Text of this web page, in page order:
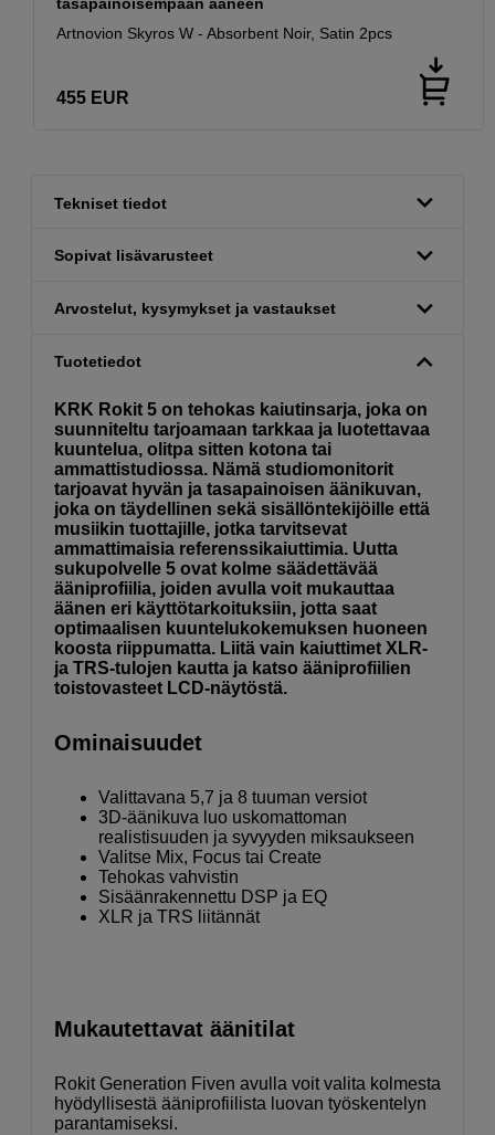
Artnovion Skyros W - Absorbent Noir, Satin 2pcs
455 EUR
Tekniset tiedot
Sopivat lisävarusteet
Arvostelut, kysymykset ja vastaukset
Tuotetiedot
KRK Rokit 5 on tehokas kaiutinsarja, joka on
suunniteltu tarjoamaan tarkkaa ja luotettavaa
kuuntelua, olitpa sitten kotona tai
ammattistudiossa. Nämä studiomonitorit
tarjoavat hyvän ja tasapainoisen äänikuvan,
joka on täydellinen sekä sisällöntekijöille että
musiikin tuottajille, jotka tarvitsevat
ammattimaisia ​​referenssikaiuttimia. Uutta
sukupolvelle 5 ovat kolme säädettävää
ääniprofiilia, joiden avulla voit mukauttaa
äänen eri käyttötarkoituksiin, jotta saat
optimaalisen kuuntelukokemuksen huoneen
koosta riippumatta. Liitä vain kaiuttimet XLR-
ja TRS-tulojen kautta ja katso ääniprofiilien
toistovasteet LCD-näytöstä.
Ominaisuudet
Valittavana 5,7 ja 8 tuuman versiot
3D-äänikuva luo uskomattoman
realistisuuden ja syvyyden miksaukseen
Valitse Mix, Focus tai Create
Tehokas vahvistin
Sisäänrakennettu DSP ja EQ
XLR ja TRS liitännät
Mukautettavat äänitilat
Rokit Generation Fiven avulla voit valita kolmesta
hyödyllisestä ääniprofiilista luovan työskentelyn
parantamiseksi.